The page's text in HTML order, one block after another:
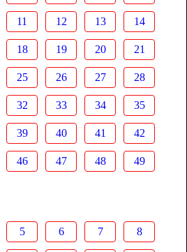
11 12 13 14
18 19 20 21
25 26 27 28
32 33 34 35
39 40 41 42
46 47 48 49
5 6 7 8